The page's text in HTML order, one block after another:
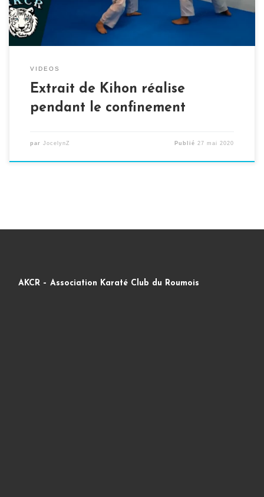
VIDEOS
Extrait de Kihon réalise
pendant le confinement
par JocelynZ Publié27 mai 2020
AKCR – Association Karaté Club du Roumois